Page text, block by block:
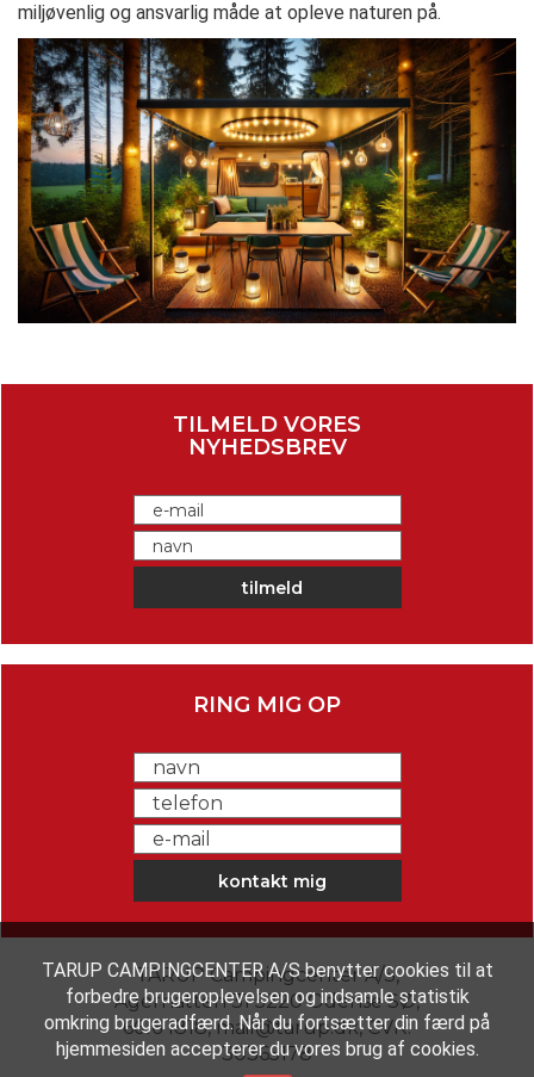
miljøvenlig og ansvarlig måde at opleve naturen på.
TILMELD VORES
NYHEDSBREV
RING MIG OP
TARUP Campingcenter A/S,
Agerhatten 31 5220 Odense SØ,
6616 1818,mail@tarup.dk,CVR:
30365178
TARUP CAMPINGCENTER A/S benytter cookies til at
forbedre brugeroplevelsen og indsamle statistik
omkring brugeradfærd. Når du fortsætter din færd på
hjemmesiden accepterer du vores brug af cookies.